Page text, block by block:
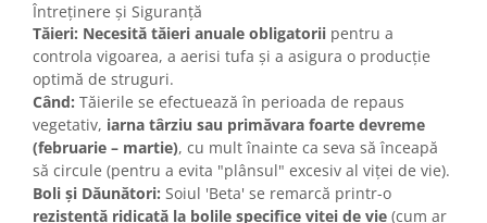
Întreținere și Siguranță
Tăieri: Necesită tăieri anuale obligatorii pentru a
controla vigoarea, a aerisi tufa și a asigura o producție
optimă de struguri.
Când: Tăierile se efectuează în perioada de repaus
vegetativ, iarna târziu sau primăvara foarte devreme
(februarie – martie), cu mult înainte ca seva să înceapă
să circule (pentru a evita "plânsul" excesiv al viței de vie).
Boli și Dăunători: Soiul 'Beta' se remarcă printr-o
rezistență ridicată la bolile specifice viței de vie (cum ar